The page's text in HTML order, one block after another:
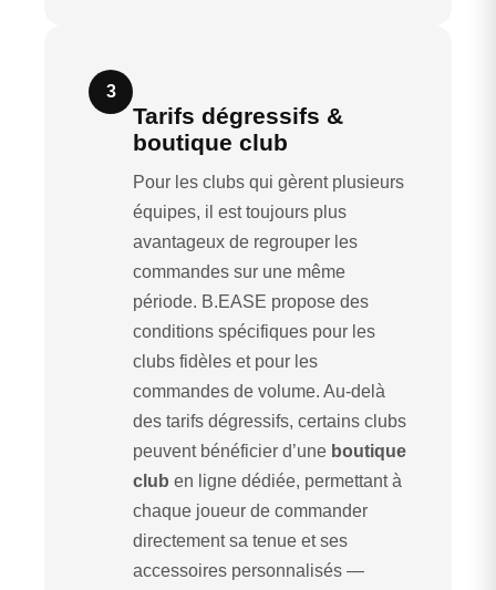
3
Tarifs dégressifs &
boutique club
Pour les clubs qui gèrent plusieurs
équipes, il est toujours plus
avantageux de regrouper les
commandes sur une même
période. B.EASE propose des
conditions spécifiques pour les
clubs fidèles et pour les
commandes de volume. Au-delà
des tarifs dégressifs, certains clubs
peuvent bénéficier d’une boutique
club en ligne dédiée, permettant à
chaque joueur de commander
directement sa tenue et ses
accessoires personnalisés —